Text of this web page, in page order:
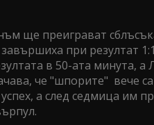
ще преиграват
при резултат
в 50-ата минута, а
че "шпорите" вече
а след седмица им